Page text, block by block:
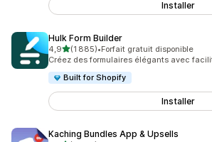
Installer
Hulk Form Builder
4,9étoile(s) sur 5
(1 885)
1885 avis au total
•Forfait gratuit disponible
Créez des formulaires élégants avec
Built for Shopify
Installer
Kaching Bundles App & Upsells